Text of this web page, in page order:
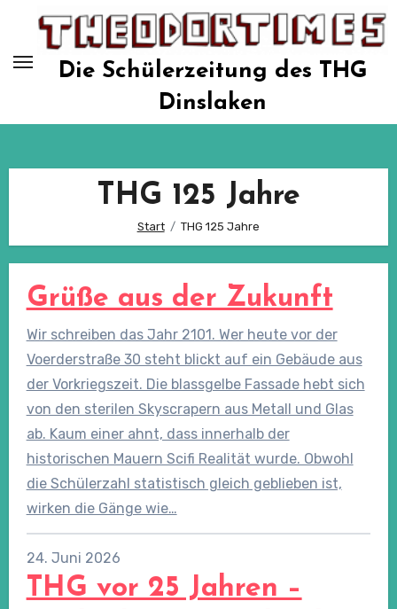
springen
Die Schülerzeitung des THG
Dinslaken
THG 125 Jahre
Start THG 125 Jahre
Grüße aus der Zukunft
Wir schreiben das Jahr 2101. Wer heute vor der
Voerderstraße 30 steht blickt auf ein Gebäude aus
der Vorkriegszeit. Die blassgelbe Fassade hebt sich
von den sterilen Skyscrapern aus Metall und Glas
ab. Kaum einer ahnt, dass innerhalb der
historischen Mauern Scifi Realität wurde. Obwohl
die Schülerzahl statistisch gleich geblieben ist,
wirken die Gänge wie…
24. Juni 2026
THG vor 25 Jahren –